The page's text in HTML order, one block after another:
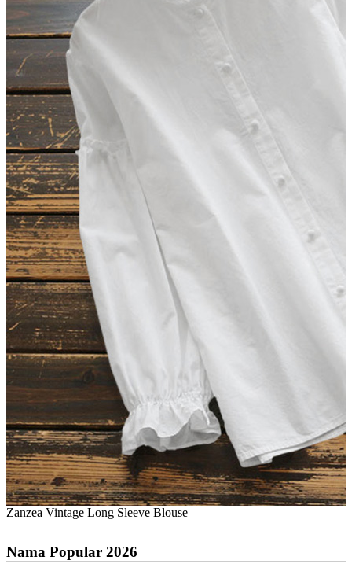
Zanzea Vintage Long Sleeve Blouse
Nama Popular 2026